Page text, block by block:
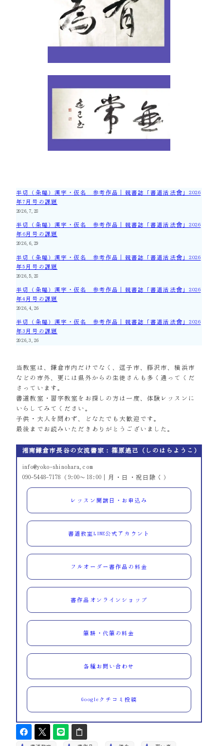
半切（条幅）漢字・仮名 参考作品｜競書誌「書道活法會」2026
年7月号の課題
2026.7.28
半切（条幅）漢字・仮名 参考作品｜競書誌「書道活法會」2026
年6月号の課題
2026.6.29
半切（条幅）漢字・仮名 参考作品｜競書誌「書道活法會」2026
年5月号の課題
2026.5.28
半切（条幅）漢字・仮名 参考作品｜競書誌「書道活法會」2026
年4月号の課題
2026.4.26
半切（条幅）漢字・仮名 参考作品｜競書誌「書道活法會」2026
年3月号の課題
2026.3.26
当教室は、鎌倉市内だけでなく、逗子市、藤沢市、横浜市
などの市外、更には県外からの生徒さんも多く通ってくだ
さっています。
書道教室・習字教室をお探しの方は一度、体験レッスンに
いらしてみてください。
子供・大人を問わず、どなたでも大歓迎です。
最後までお読みいただきありがとうございました。
湘南鎌倉市長谷の女流書家：篠原遙己（しのはらようこ）
info@yoko-shinohara.com
090-5448-7178（9:00～18:00｜月・日・祝日除く）
レッスン開講日・お申込み
書道教室LINE公式アカウント
フルオーダー書作品の料金
書作品オンラインショップ
筆耕・代筆の料金
各種お問い合わせ
Googleクチコミ投稿